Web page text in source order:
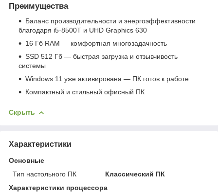
Преимущества
Баланс производительности и энергоэффективности
благодаря i5-8500T и UHD Graphics 630
16 Гб RAM — комфортная многозадачность
SSD 512 Гб — быстрая загрузка и отзывчивость
системы
Windows 11 уже активирована — ПК готов к работе
Компактный и стильный офисный ПК
Скрыть
Характеристики
Основные
Тип настольного ПК
Классический ПК
Характеристики процессора